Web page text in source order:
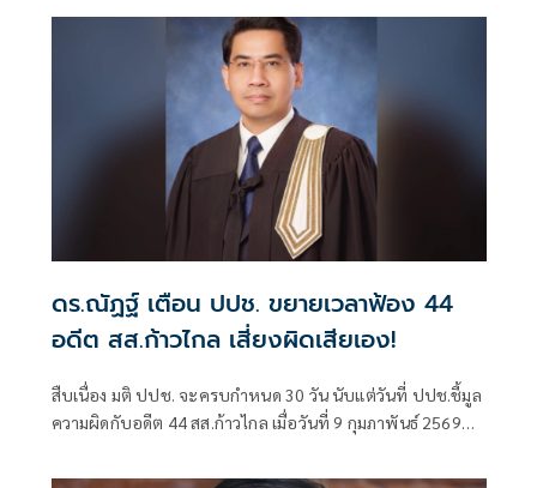
ดร.ณัฏฐ์ เตือน ปปช. ขยายเวลาฟ้อง 44
อดีต สส.ก้าวไกล เสี่ยงผิดเสียเอง!
สืบเนื่อง มติ ปปช. จะครบกำหนด 30 วัน นับแต่วันที่ ปปช.ชี้มูล
ความผิดกับอดีต 44 สส.ก้าวไกล เมื่อวันที่ 9 กุมภาพันธ์ 2569